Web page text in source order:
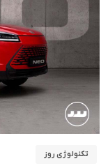
تکنولوژی روز